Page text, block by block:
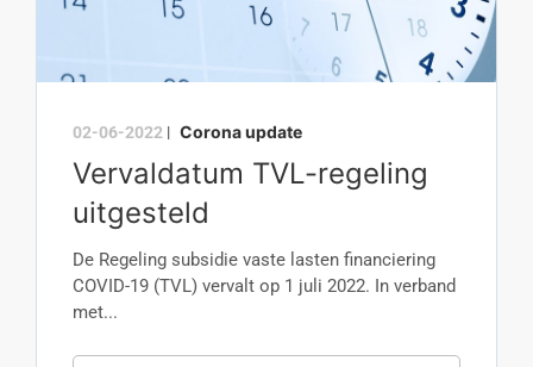
02-06-2022 | Corona update
Vervaldatum TVL-regeling
uitgesteld
De Regeling subsidie vaste lasten financiering
COVID-19 (TVL) vervalt op 1 juli 2022. In verband
met...